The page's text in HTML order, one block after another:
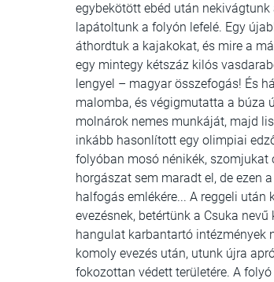
egybekötött ebéd után
lapátoltunk a folyón lefelé. Egy
áthordtuk a kajakokat, és mire a
egy mintegy kétszáz kilós
lengyel – magyar összefogás! És
malomba, és végigmutatta a búza
molnárok nemes munkáját, majd
inkább hasonlított egy olimpiai
folyóban mosó nénikék, szomjukat
horgászat sem maradt el, de ezen
halfogás emlékére... A reggeli
evezésnek, betértünk a Csuka
hangulat karbantartó intézmények
komoly evezés után, utunk újra
fokozottan védett területére. A